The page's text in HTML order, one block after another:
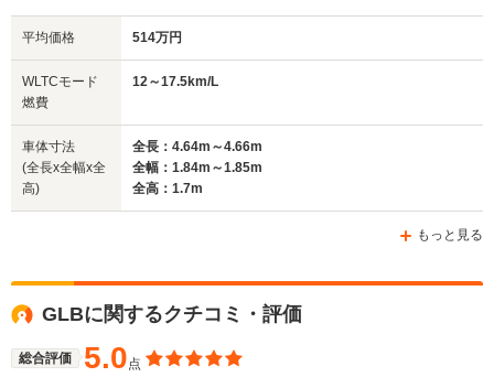
平均価格 514万円
WLTCモード
燃費
12～17.5km/L
車体寸法
(全長x全幅x全
高)
全長：4.64m～4.66m
全幅：1.84m～1.85m
全高：1.7m
もっと見る
GLBに関するクチコミ・評価
総合評価 5.0点